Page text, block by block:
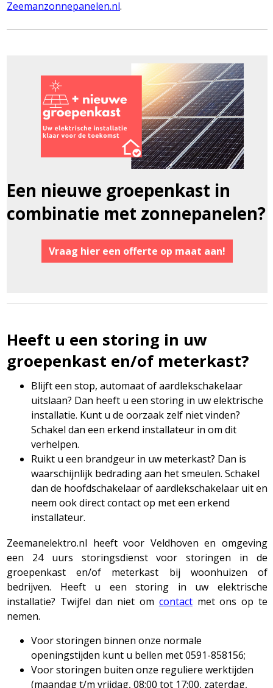
Zeemanzonnepanelen.nl.
Een nieuwe groepenkast in
combinatie met zonnepanelen?
Vraag hier een offerte op maat aan!
Heeft u een storing in uw
groepenkast en/of meterkast?
Blijft een stop, automaat of aardlekschakelaar
uitslaan? Dan heeft u een storing in uw elektrische
installatie. Kunt u de oorzaak zelf niet vinden?
Schakel dan een erkend installateur in om dit
verhelpen.
Ruikt u een brandgeur in uw meterkast? Dan is
waarschijnlijk bedrading aan het smeulen. Schakel
dan de hoofdschakelaar of aardlekschakelaar uit en
neem ook direct contact op met een erkend
installateur.
Zeemanelektro.nl heeft voor Veldhoven en omgeving
een 24 uurs storingsdienst voor storingen in de
groepenkast en/of meterkast bij woonhuizen of
bedrijven. Heeft u een storing in uw elektrische
installatie? Twijfel dan niet om contactmet ons op te
nemen.
Voor storingen binnen onze normale
openingstijden kunt u bellen met 0591-858156;
Voor storingen buiten onze reguliere werktijden
(maandag t/m vrijdag, 08:00 tot 17:00, zaterdag,